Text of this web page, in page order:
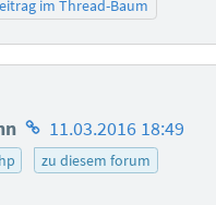
im Thread-Baum
Homepage
des
11.03.2016 18:49
zu diesem forum